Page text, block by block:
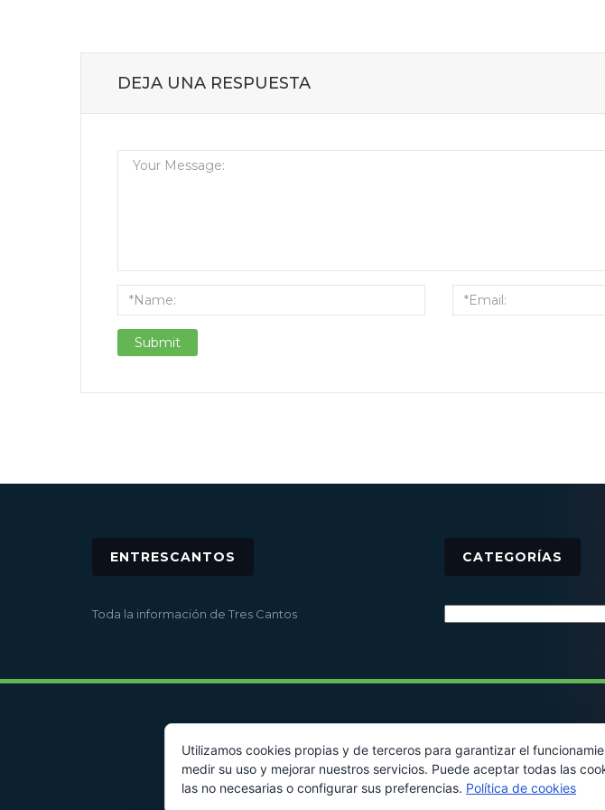
DEJA UNA RESPUESTA
ENTRESCANTOS
Toda la información de Tres Cantos
CATEGORÍAS
© 2016 - Todos los
Utilizamos cookies propias y de terceros para garantizar el
medir su uso y mejorar nuestros servicios. Puede aceptar todas las
las no necesarias o configurar sus preferencias. Política de cookies